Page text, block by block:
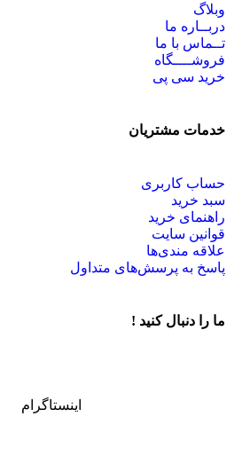
وبلاگ
دربــاره ما
تــماس با ما
فروشــــگاه
خرید سی پی
خدمات مشتریان
حساب کاربری
سبد خرید
راهنمای خرید
قوانین سایت
علاقه مندی‌ها
پاسخ به پرسش‌های متداول
ما را دنبال کنید !
اینستاگرام